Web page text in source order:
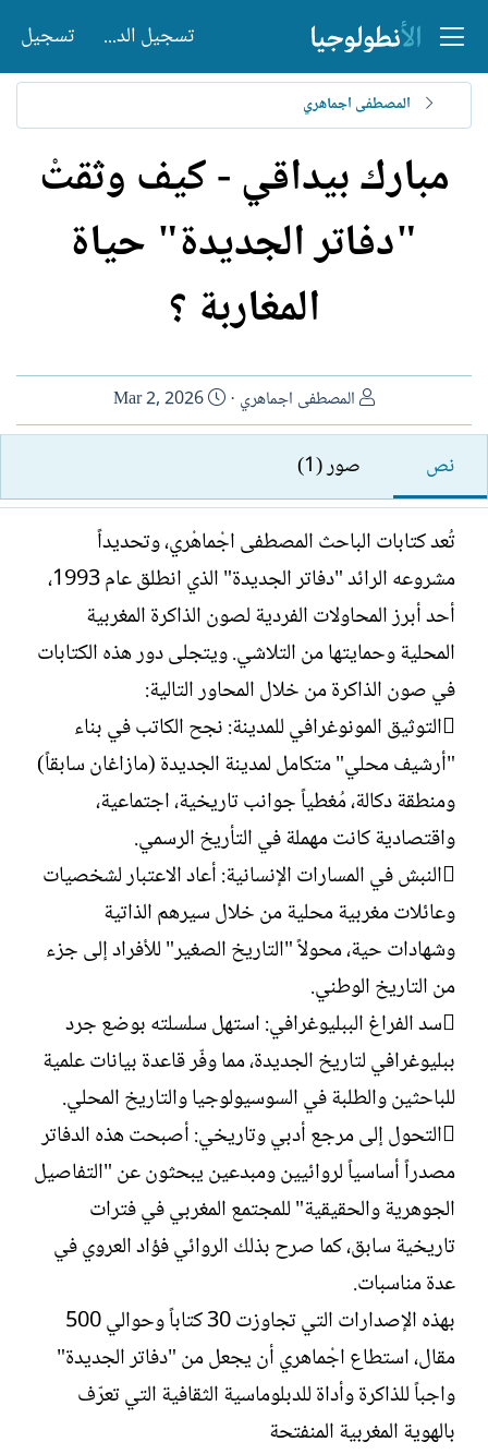
تسجيل الدخول تسجيل
المصطفى اجماهري
مبارك بيداقي - كيف وثقتْ
"دفاتر الجديدة" حياة
المغاربة ؟
ا
ل
ا
ت
ب
المصطفى اجماهري
ت
ا
خ
ا
ل
إ
ا
ء
Mar 2, 2026
نص صور (1)
تُعد كتابات الباحث المصطفى اجْماهْري، وتحديداً
مشروعه الرائد "دفاتر الجديدة" الذي انطلق عام 1993،
أحد أبرز المحاولات الفردية لصون الذاكرة المغربية
المحلية وحمايتها من التلاشي. ويتجلى دور هذه الكتابات
في صون الذاكرة من خلال المحاور التالية:
التوثيق المونوغرافي للمدينة: نجح الكاتب في بناء
"أرشيف محلي" متكامل لمدينة الجديدة (مازاغان سابقاً)
ومنطقة دكالة، مُغطياً جوانب تاريخية، اجتماعية،
واقتصادية كانت مهملة في التأريخ الرسمي.
النبش في المسارات الإنسانية: أعاد الاعتبار لشخصيات
وعائلات مغربية محلية من خلال سيرهم الذاتية
وشهادات حية، محولاً "التاريخ الصغير" للأفراد إلى جزء
من التاريخ الوطني.
سد الفراغ الببليوغرافي: استهل سلسلته بوضع جرد
ببليوغرافي لتاريخ الجديدة، مما وفّر قاعدة بيانات علمية
للباحثين والطلبة في السوسيولوجيا والتاريخ المحلي.
التحول إلى مرجع أدبي وتاريخي: أصبحت هذه الدفاتر
مصدراً أساسياً لروائيين ومبدعين يبحثون عن "التفاصيل
الجوهرية والحقيقية" للمجتمع المغربي في فترات
تاريخية سابق، كما صرح بذلك الروائي فؤاد العروي في
عدة مناسبات.
بهذه الإصدارات التي تجاوزت 30 كتاباً وحوالي 500
مقال، استطاع اجْماهري أن يجعل من "دفاتر الجديدة"
واجباً للذاكرة وأداة للدبلوماسية الثقافية التي تعرّف
بالهوية المغربية المنفتحة